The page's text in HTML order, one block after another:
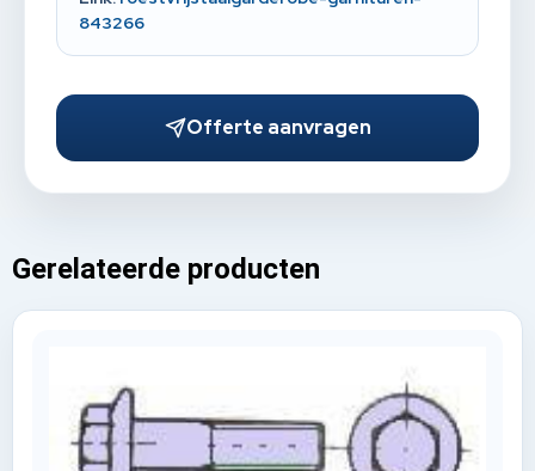
843266
Offerte aanvragen
Gerelateerde producten